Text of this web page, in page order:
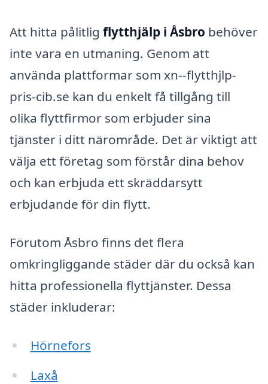
Att hitta pålitlig flytthjälp i Åsbro behöver
inte vara en utmaning. Genom att
använda plattformar som xn--flytthjlp-
pris-cib.se kan du enkelt få tillgång till
olika flyttfirmor som erbjuder sina
tjänster i ditt närområde. Det är viktigt att
välja ett företag som förstår dina behov
och kan erbjuda ett skräddarsytt
erbjudande för din flytt.
Förutom Åsbro finns det flera
omkringliggande städer där du också kan
hitta professionella flyttjänster. Dessa
städer inkluderar:
Hörnefors
Laxå